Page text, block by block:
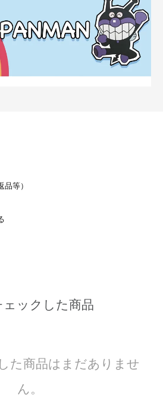
等）
ェックした商品
た商品はまだありませ
ん。